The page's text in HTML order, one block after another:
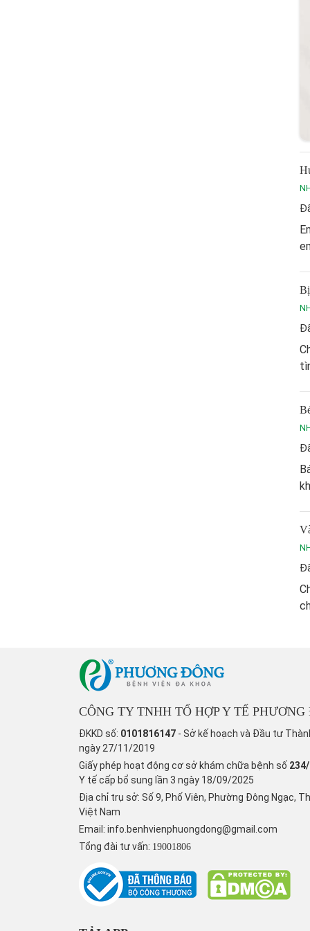
CÔNG TY TNHH TỔ HỢP Y TẾ
ĐKKD số: 0101816147 - Sở kế hoạch và Đầu tư
ngày 27/11/2019
Giấy phép hoạt động cơ sở khám chữa bệnh số
Y tế cấp bổ sung lần 3 ngày 18/09/2025
Địa chỉ trụ sở: Số 9, Phố Viên, Phường Đông Ngạc,
Việt Nam
Email: info.benhvienphuongdong@gmail.com
Tổng đài tư vấn: 19001806